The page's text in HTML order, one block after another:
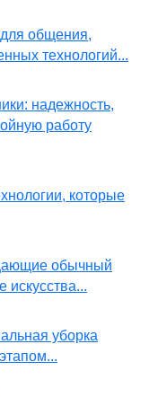
общения,
технологий...
надежность,
работу
которые
обычный
искусства...
уборка